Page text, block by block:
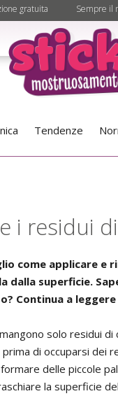
gratuita Sempre il
Tendenze
i residui
come applicare e
dalla superficie.
Continua a
solo residui
di occuparsi dei
delle piccole
la superficie